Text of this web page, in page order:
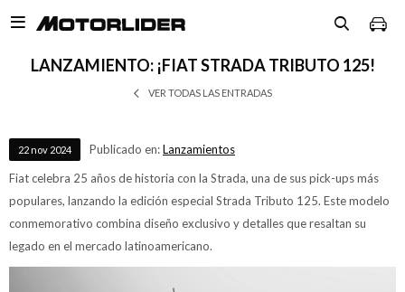

LANZAMIENTO: ¡FIAT STRADA TRIBUTO 125!
VER TODAS LAS ENTRADAS
22 nov 2024 Publicado en:Lanzamientos
Fiat celebra 25 años de historia con la Strada, una de sus pick-ups más
populares, lanzando la edición especial Strada Tributo 125. Este modelo
conmemorativo combina diseño exclusivo y detalles que resaltan su
legado en el mercado latinoamericano.